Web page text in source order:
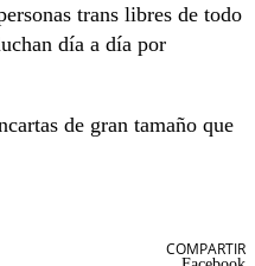
trans libres de todo
día a día por
de gran tamaño que
COMPARTIR